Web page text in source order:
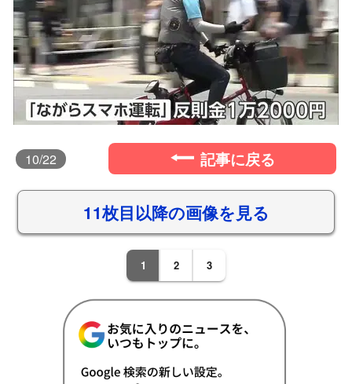
10/22 記事に戻る
11枚目以降の画像を見る
1 2 3